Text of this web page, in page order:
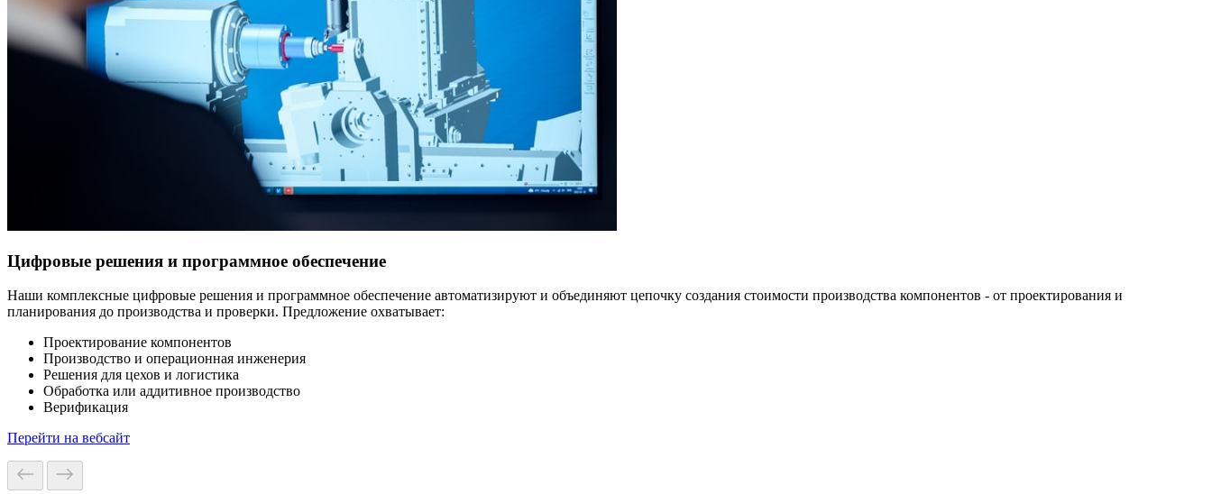
Цифровые решения и программное обеспечение
Наши комплексные цифровые решения и программное обеспечение автоматизируют и объединяют цепочку создания стоимости производства компонентов - от проектирования и
планирования до производства и проверки. Предложение охватывает:
Проектирование компонентов
Производство и операционная инженерия
Решения для цехов и логистика
Обработка или аддитивное производство
Верификация
Перейти на вебсайт